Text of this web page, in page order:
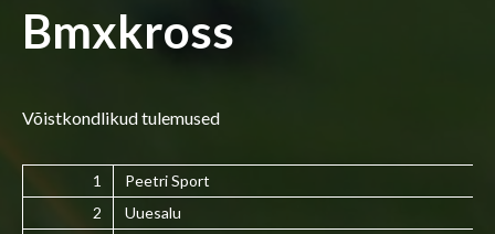
Bmxkross
Võistkondlikud tulemused
1
Peetri Sport
2
Uuesalu